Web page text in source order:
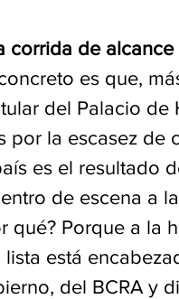
corrida de
es que,
del Palacio de
por la escasez de
es el resultado
de escena a
qué? Porque a la
lista está
del BCRA y